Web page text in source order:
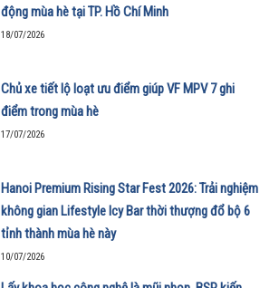
động mùa hè tại TP. Hồ Chí Minh
18/07/2026
Chủ xe tiết lộ loạt ưu điểm giúp VF MPV 7 ghi
điểm trong mùa hè
17/07/2026
Hanoi Premium Rising Star Fest 2026: Trải nghiệm
không gian Lifestyle Icy Bar thời thượng đổ bộ 6
tỉnh thành mùa hè này
10/07/2026